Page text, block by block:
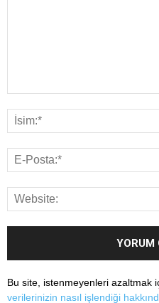
Bu site, istenmeyenleri azaltmak
verilerinizin nasıl işlendiği